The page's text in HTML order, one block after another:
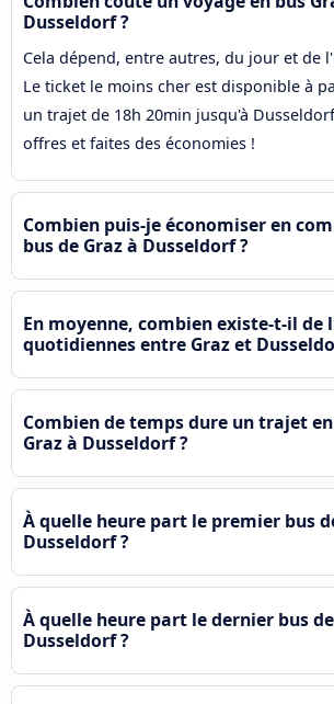
Dusseldorf ?
Cela dépend, entre autres, du jour et de
Le ticket le moins cher est disponible à
un trajet de 18h 20min jusqu'à
offres et faites des économies !
Combien puis-je économiser en
bus de Graz à Dusseldorf ?
En moyenne, combien existe-t-il de
quotidiennes entre Graz et
Combien de temps dure un trajet
Graz à Dusseldorf ?
À quelle heure part le premier bus
Dusseldorf ?
À quelle heure part le dernier bus
Dusseldorf ?